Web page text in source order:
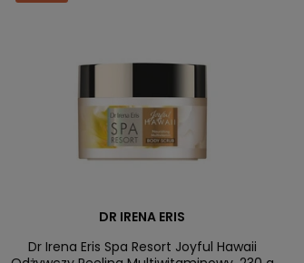
DR IRENA ERIS
Dr Irena Eris Spa Resort Joyful Hawaii